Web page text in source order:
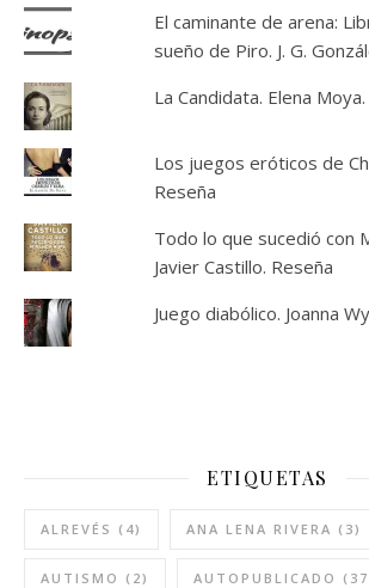
El caminante de arena:
sueño de Piro. J. G.
La Candidata. Elena
Los juegos eróticos de
Reseña
Todo lo que sucedió con
Javier Castillo. Reseña
Juego diabólico. Joanna
ETIQUETAS
ALREVÉS (4) ANA LENA RIVERA (3)
AUTISMO (2) AUTOPUBLICADO